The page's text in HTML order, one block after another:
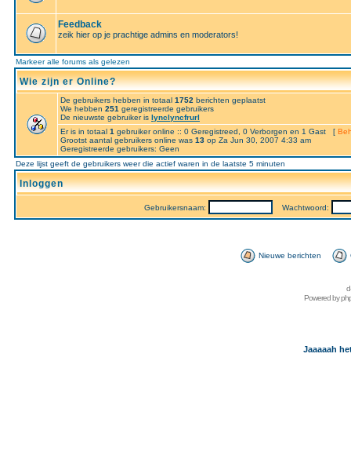
Feedback
zeik hier op je prachtige admins en moderators!
Markeer alle forums als gelezen
Wie zijn er Online?
De gebruikers hebben in totaal 1752 berichten geplaatst
We hebben 251 geregistreerde gebruikers
De nieuwste gebruiker is lynclyncfrurl
Er is in totaal 1 gebruiker online :: 0 Geregistreed, 0 Verborgen en 1 Gast [
Grootst aantal gebruikers online was 13 op Za Jun 30, 2007 4:33 am
Geregistreerde gebruikers: Geen
Deze lijst geeft de gebruikers weer die actief waren in de laatste 5 minuten
Inloggen
Gebruikersnaam: Wachtwoord:
Nieuwe berichten
Powered by
Jaaaaah